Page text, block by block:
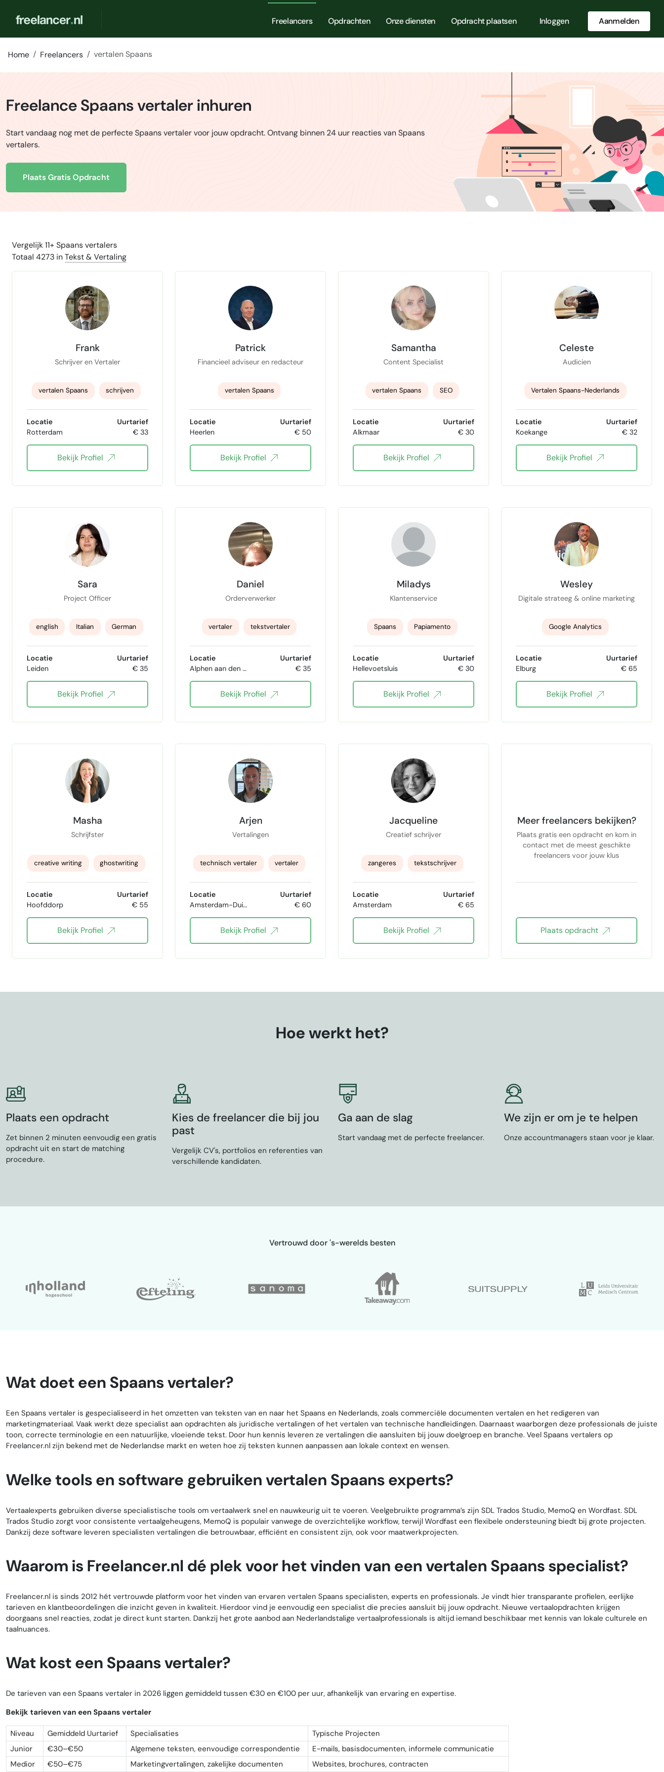
Freelancers Opdrachten Onze diensten Opdracht plaatsen Inloggen Aanmelden
Home Freelancers vertalen Spaans
Freelance Spaans vertaler inhuren
Start vandaag nog met de perfecte Spaans vertaler voor jouw opdracht. Ontvang binnen 24 uur reacties van Spaans
vertalers.
Plaats Gratis Opdracht
Vergelijk 11+ Spaans vertalers
Totaal 4273 inTekst & Vertaling
Frank
Schrijver en Vertaler
vertalen Spaans schrijven
Vertalen EN-NL
Vertalen Spaans-Nederlands
Vertalen DU-NL
Vertalen nederlands-spaans
Locatie
Rotterdam
Uurtarief
€ 33
Bekijk Profiel
Patrick
Financieel adviseur en redacteur
vertalen Spaans
eindredactie teksten
Locatie
Heerlen
Uurtarief
€ 50
Bekijk Profiel
Samantha
Content Specialist
vertalen Spaans SEO
EMAIL MARKETING STRATEGIE
Social media marketing
vertaling Nederlands Engels
Locatie
Alkmaar
Uurtarief
€ 30
Bekijk Profiel
Celeste
Audicien
Vertalen Spaans-Nederlands
Vertalen nederlands-spaans
Vertalen Spaans-engels
Locatie
Koekange
Uurtarief
€ 32
Bekijk Profiel
Sara
Project Officer
english Italian German
Locatie
Leiden
Uurtarief
€ 35
Bekijk Profiel
Daniel
Orderverwerker
vertaler tekstvertaler
wetgeving
Locatie
Alphen aan den Rijn
Uurtarief
€ 35
Bekijk Profiel
Miladys
Klantenservice
Spaans Papiamento
vertaler
Webshop support
Online Klantenservice
Locatie
Hellevoetsluis
Uurtarief
€ 30
Bekijk Profiel
Wesley
Digitale strateeg & online marketing
Google Analytics
Website Content
tekstvertaler Meta Ads
Sales funnel specialist
Duitse taal italiaans
Engels Shopify
Locatie
Elburg
Uurtarief
€ 65
Bekijk Profiel
Masha
Schrijfster
creative writing ghostwriting
Academische teksten
Translate kinderboeken
Locatie
Hoofddorp
Uurtarief
€ 55
Bekijk Profiel
Arjen
Vertalingen
technisch vertaler vertaler
Locatie
Amsterdam-Duivendrecht
Uurtarief
€ 60
Bekijk Profiel
Jacqueline
Creatief schrijver
zangeres tekstschrijver
Drama coach Engelse taal
Franse taal Duitse taal
Locatie
Amsterdam
Uurtarief
€ 65
Bekijk Profiel
Meer freelancers bekijken?
Plaats gratis een opdracht en kom in
contact met de meest geschikte
freelancers voor jouw klus
Plaats opdracht
Hoe werkt het?
Plaats een opdracht
Zet binnen 2 minuten eenvoudig een gratis
opdracht uit en start de matching
procedure.
Kies de freelancer die bij jou
past
Vergelijk CV's, portfolios en referenties van
verschillende kandidaten.
Ga aan de slag
Start vandaag met de perfecte freelancer.
We zijn er om je te helpen
Onze accountmanagers staan voor je klaar.
Vertrouwd door 's-werelds besten
Wat doet een Spaans vertaler?
Een Spaans vertaler is gespecialiseerd in het omzetten van teksten van en naar het Spaans en Nederlands, zoals commerciële documenten vertalen en het redigeren van
marketingmateriaal. Vaak werkt deze specialist aan opdrachten als juridische vertalingen of het vertalen van technische handleidingen. Daarnaast waarborgen deze professionals de juiste
toon, correcte terminologie en een natuurlijke, vloeiende tekst. Door hun kennis leveren ze vertalingen die aansluiten bij jouw doelgroep en branche. Veel Spaans vertalers op
Freelancer.nl zijn bekend met de Nederlandse markt en weten hoe zij teksten kunnen aanpassen aan lokale context en wensen.
Welke tools en software gebruiken vertalen Spaans experts?
Vertaalexperts gebruiken diverse specialistische tools om vertaalwerk snel en nauwkeurig uit te voeren. Veelgebruikte programma’s zijn SDL Trados Studio, MemoQ en Wordfast. SDL
Trados Studio zorgt voor consistente vertaalgeheugens, MemoQ is populair vanwege de overzichtelijke workflow, terwijl Wordfast een flexibele ondersteuning biedt bij grote projecten.
Dankzij deze software leveren specialisten vertalingen die betrouwbaar, efficiënt en consistent zijn, ook voor maatwerkprojecten.
Waarom is Freelancer.nl dé plek voor het vinden van een vertalen Spaans specialist?
Freelancer.nl is sinds 2012 hét vertrouwde platform voor het vinden van ervaren vertalen Spaans specialisten, experts en professionals. Je vindt hier transparante profielen, eerlijke
tarieven en klantbeoordelingen die inzicht geven in kwaliteit. Hierdoor vind je eenvoudig een specialist die precies aansluit bij jouw opdracht. Nieuwe vertaalopdrachten krijgen
doorgaans snel reacties, zodat je direct kunt starten. Dankzij het grote aanbod aan Nederlandstalige vertaalprofessionals is altijd iemand beschikbaar met kennis van lokale culturele en
taalnuances.
Wat kost een Spaans vertaler?
De tarieven van een Spaans vertaler in 2026 liggen gemiddeld tussen €30 en €100 per uur, afhankelijk van ervaring en expertise.
Bekijk tarieven van een Spaans vertaler
Niveau Gemiddeld Uurtarief Specialisaties
Typische Projecten
Junior
€30–€50 Algemene teksten, eenvoudige correspondentie
E-mails, basisdocumenten, informele communicatie
Medior
€50–€75 Marketingvertalingen, zakelijke documenten Websites, brochures, contracten